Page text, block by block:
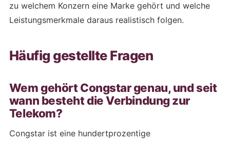
zu welchem Konzern eine Marke gehört und welche
Leistungsmerkmale daraus realistisch folgen.
Häufig gestellte Fragen
Wem gehört Congstar genau, und seit
wann besteht die Verbindung zur
Telekom?
Congstar ist eine hundertprozentige